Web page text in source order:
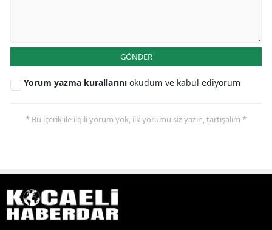
GÖNDER
Yorum yazma kurallarını okudum ve kabul ediyorum
* Bu içerik ile ilgili yorum yok, ilk yorumu siz yazın, tartışalım *